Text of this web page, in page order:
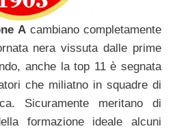
Acambiano completamente
nera vissuta dalle prime
anche la top 11 è segnata
che miliatno in squadre di
Sicuramente meritano di
formazione ideale alcuni